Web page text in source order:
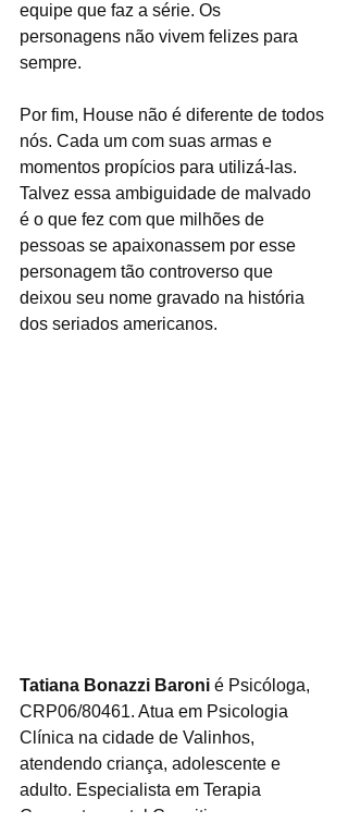
equipe que faz a série. Os
personagens não vivem felizes para
sempre.
Por fim, House não é diferente de todos
nós. Cada um com suas armas e
momentos propícios para utilizá-las.
Talvez essa ambiguidade de malvado
é o que fez com que milhões de
pessoas se apaixonassem por esse
personagem tão controverso que
deixou seu nome gravado na história
dos seriados americanos.
Tatiana Bonazzi Baroni é Psicóloga,
CRP06/80461. Atua em Psicologia
Clínica na cidade de Valinhos,
atendendo criança, adolescente e
adulto. Especialista em Terapia
Comportamental Cognitivo e